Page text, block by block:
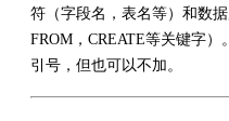
符（字段名，表名等）和数
FROM，CREATE等关键字
引号，但也可以不加。